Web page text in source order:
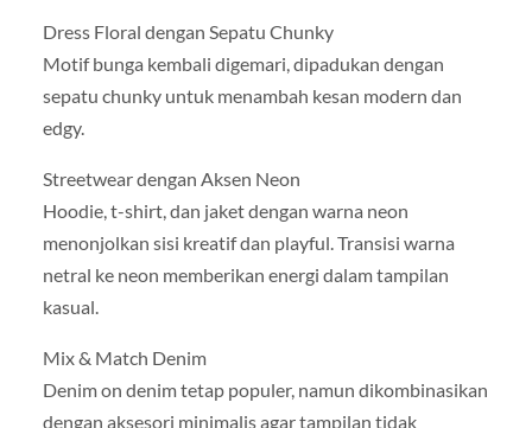
Dress Floral dengan Sepatu Chunky
Motif bunga kembali digemari, dipadukan dengan
sepatu chunky untuk menambah kesan modern dan
edgy.
Streetwear dengan Aksen Neon
Hoodie, t-shirt, dan jaket dengan warna neon
menonjolkan sisi kreatif dan playful. Transisi warna
netral ke neon memberikan energi dalam tampilan
kasual.
Mix & Match Denim
Denim on denim tetap populer, namun dikombinasikan
dengan aksesori minimalis agar tampilan tidak